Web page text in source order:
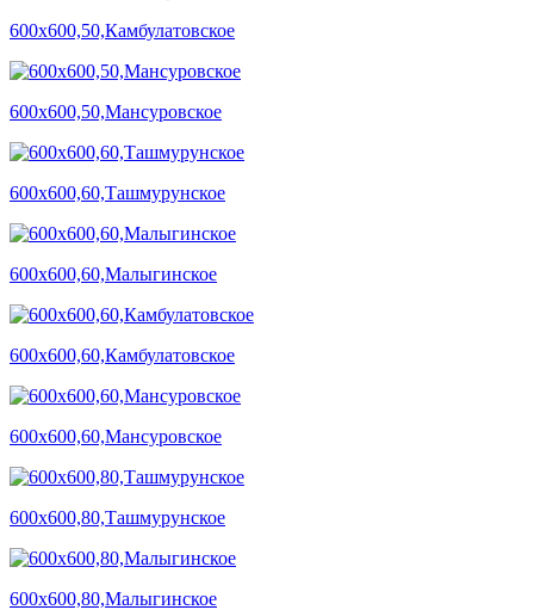
600х600,50,Камбулатовское
600х600,50,Мансуровское
600х600,60,Ташмурунское
600х600,60,Малыгинское
600х600,60,Камбулатовское
600х600,60,Мансуровское
600х600,80,Ташмурунское
600х600,80,Малыгинское